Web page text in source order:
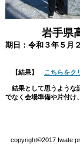
岩手県
期日：令和３年５
【結果】 こちらをク
結果として思うような
でなく会場準備や片付け
copyright©2017 Iwate